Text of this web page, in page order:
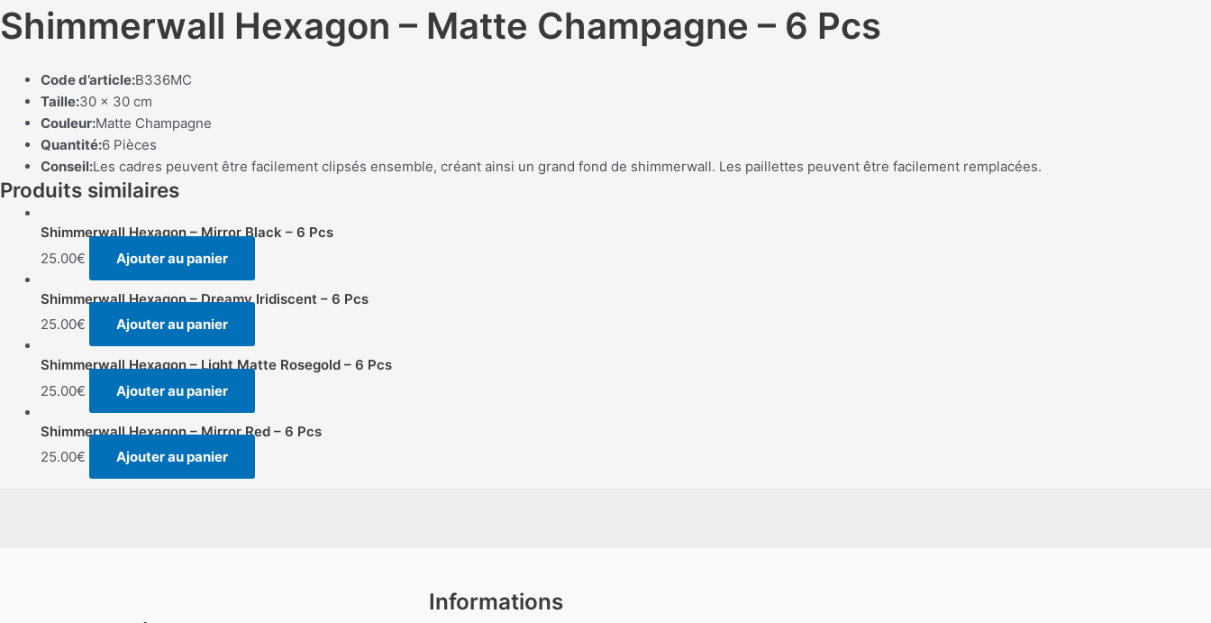
6
Pcs
Shimmerwall Hexagon – Matte Champagne – 6 Pcs
Code d’article:B336MC
Taille:30 x 30 cm
Couleur:Matte Champagne
Quantité:6 Pièces
Conseil:Les cadres peuvent être facilement clipsés ensemble, créant ainsi un grand fond de shimmerwall. Les paillettes peuvent être facilement remplacées.
Produits similaires
Shimmerwall Hexagon – Mirror Black – 6 Pcs
25.00€ Ajouter au panier
Shimmerwall Hexagon – Dreamy Iridiscent – 6 Pcs
25.00€ Ajouter au panier
Shimmerwall Hexagon – Light Matte Rosegold – 6 Pcs
25.00€ Ajouter au panier
Shimmerwall Hexagon – Mirror Red – 6 Pcs
25.00€ Ajouter au panier
Informations